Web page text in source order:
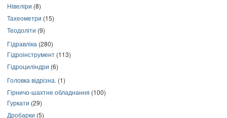
Нівеліри (8)
Тахеометри (15)
Теодоліти (9)
Гідравліка (280)
Гідроінструмент (113)
Гідроциліндри (6)
Головка відрізна. (1)
Гірничо-шахтне обладнання (100)
Гуркати (29)
Дробарки (5)